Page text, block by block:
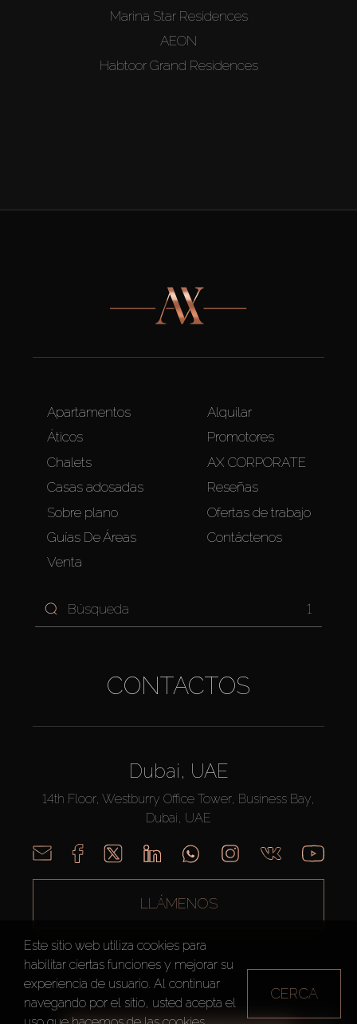
Marina Star Residences
AEON
Habtoor Grand Residences
Apartamentos
Áticos
Chalets
Casas adosadas
Sobre plano
Guías De Áreas
Venta
Alquilar
Promotores
AX CORPORATE
Reseñas
Ofertas de trabajo
Contáctenos
1
CONTACTOS
Dubai, UAE
14th Floor, Westburry Office Tower, Business Bay,
Dubai, UAE
LLÁMENOS
Este sitio web utiliza cookies para
habilitar ciertas funciones y mejorar su
experiencia de usuario. Al continuar
navegando por el sitio, usted acepta el
CERCA